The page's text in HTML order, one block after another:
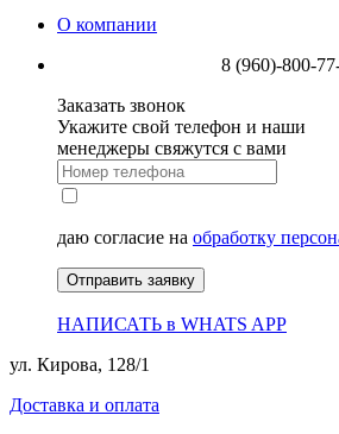
О компании
8 (960)-800-
Заказать звонок
Укажите свой телефон и наши
менеджеры свяжутся с вами
даю согласие на обработку
Отправить заявку
НАПИСАТЬ в WHATS APP
ул. Кирова, 128/1
Доставка и оплата